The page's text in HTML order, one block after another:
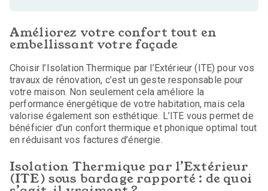
Améliorez votre confort tout en
embellissant votre façade
Choisir l’Isolation Thermique par l’Extérieur (ITE) pour vos
travaux de rénovation, c’est un geste responsable pour
votre maison. Non seulement cela améliore la
performance énergétique de votre habitation, mais cela
valorise également son esthétique. L’ITE vous permet de
bénéficier d’un confort thermique et phonique optimal tout
en réduisant vos factures d’énergie.
Isolation Thermique par l’Extérieur
(ITE) sous bardage rapporté : de quoi